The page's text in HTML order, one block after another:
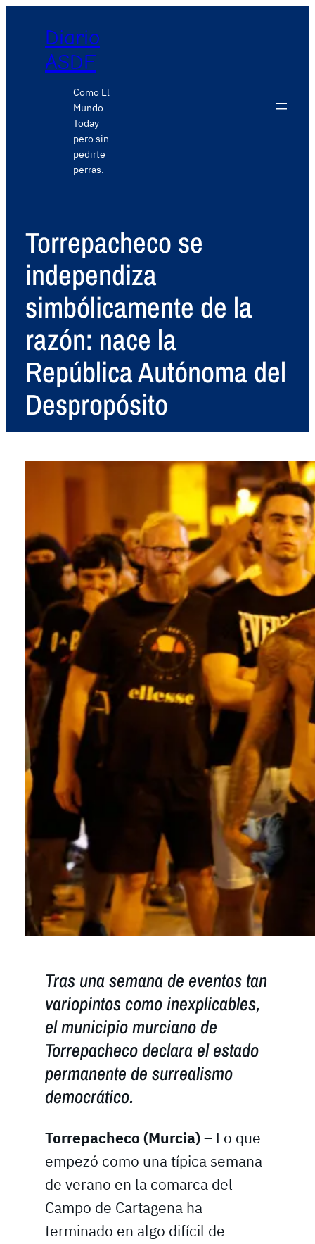
Diario
ASDF
Como El
Mundo
Today
pero sin
pedirte
perras.
Torrepacheco se
independiza
simbólicamente de la
razón: nace la
República Autónoma del
Despropósito
Tras una semana de eventos tan
variopintos como inexplicables,
el municipio murciano de
Torrepacheco declara el estado
permanente de surrealismo
democrático.
Torrepacheco (Murcia)– Lo que
empezó como una típica semana
de verano en la comarca del
Campo de Cartagena ha
terminado en algo difícil de